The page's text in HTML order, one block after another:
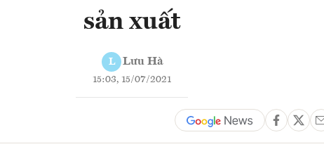
sản xuất
L Lưu Hà
15:03, 15/07/2021